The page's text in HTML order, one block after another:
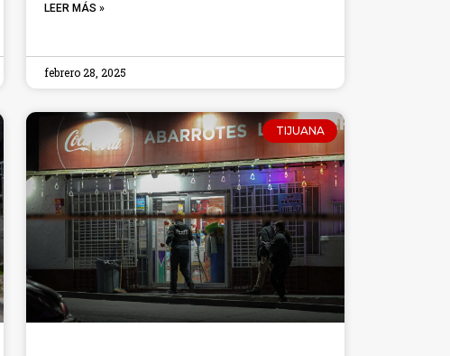
LEER MÁS »
febrero 28, 2025
TIJUANA